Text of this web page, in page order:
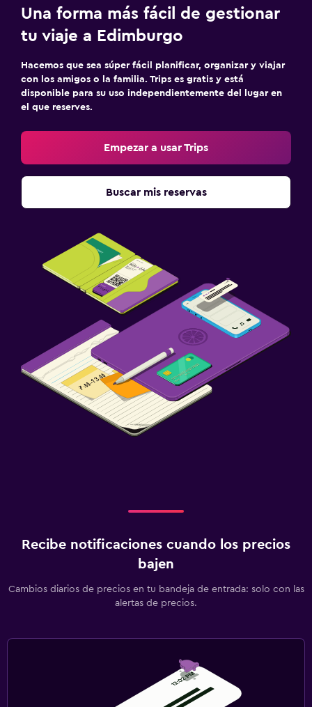
Una forma más fácil de gestionar
tu viaje a Edimburgo
Hacemos que sea súper fácil planificar, organizar y viajar
con los amigos o la familia. Trips es gratis y está
disponible para su uso independientemente del lugar en
el que reserves.
Empezar a usar Trips
Buscar mis reservas
Recibe notificaciones cuando los precios
bajen
Cambios diarios de precios en tu bandeja de entrada: solo con las
alertas de precios.